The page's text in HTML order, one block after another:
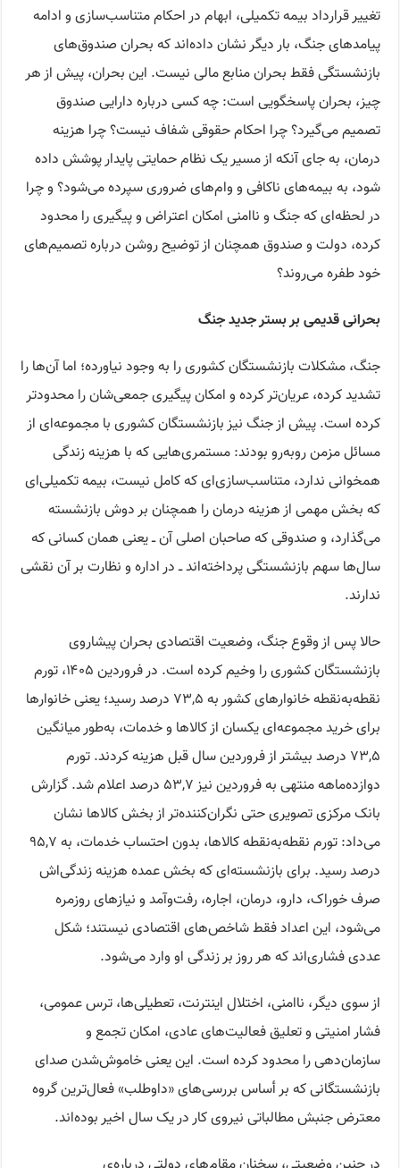
تغییر قرارداد بیمه تکمیلی، ابهام در احکام متناسب‌سازی و ادامه
پیامدهای جنگ، بار دیگر نشان داده‌اند که بحران صندوق‌های
بازنشستگی فقط بحران منابع مالی نیست. این بحران، پیش از هر
چیز، بحران پاسخگویی است: چه کسی درباره دارایی صندوق
تصمیم می‌گیرد؟ چرا احکام حقوقی شفاف نیست؟ چرا هزینه
درمان، به جای آنکه از مسیر یک نظام حمایتی پایدار پوشش داده
شود، به بیمه‌های ناکافی و وام‌های ضروری سپرده می‌شود؟ و چرا
در لحظه‌ای که جنگ و ناامنی امکان اعتراض و پیگیری را محدود
کرده، دولت و صندوق همچنان از توضیح روشن درباره تصمیم‌های
خود طفره می‌روند؟
بحرانی قدیمی بر بستر جدید جنگ
جنگ، مشکلات بازنشستگان کشوری را به وجود نیاورده؛ اما آن‌ها را
تشدید کرده، عریان‌تر کرده و امکان پیگیری جمعی‌شان را محدودتر
کرده است. پیش از جنگ نیز بازنشستگان کشوری با مجموعه‌ای از
مسائل مزمن روبه‌رو بودند: مستمری‌هایی که با هزینه زندگی
همخوانی ندارد، متناسب‌سازی‌ای که کامل نیست، بیمه تکمیلی‌ای
که بخش مهمی از هزینه درمان را همچنان بر دوش بازنشسته
می‌گذارد، و صندوقی که صاحبان اصلی آن ــ یعنی همان کسانی که
سال‌ها سهم بازنشستگی پرداخته‌اند ــ در اداره و نظارت بر آن نقشی
ندارند.
حالا پس از وقوع جنگ، وضعیت اقتصادی بحران پیشاروی
بازنشستگان کشوری را وخیم کرده است. در فروردین ۱۴۰۵، تورم
نقطه‌به‌نقطه خانوارهای کشور به ۷۳,۵ درصد رسید؛ یعنی خانوارها
برای خرید مجموعه‌ای یکسان از کالاها و خدمات، به‌طور میانگین
۷۳,۵ درصد بیشتر از فروردین سال قبل هزینه کردند. تورم
دوازده‌ماهه منتهی به فروردین نیز ۵۳,۷ درصد اعلام شد. گزارش
بانک مرکزی تصویری حتی نگران‌کننده‌تر از بخش کالاها نشان
می‌داد: تورم نقطه‌به‌نقطه کالاها، بدون احتساب خدمات، به ۹۵,۷
درصد رسید. برای بازنشسته‌ای که بخش عمده هزینه زندگی‌اش
صرف خوراک، دارو، درمان، اجاره، رفت‌وآمد و نیازهای روزمره
می‌شود، این اعداد فقط شاخص‌های اقتصادی نیستند؛ شکل
عددی فشاری‌اند که هر روز بر زندگی او وارد می‌شود.
از سوی دیگر، ناامنی، اختلال اینترنت، تعطیلی‌ها، ترس عمومی،
فشار امنیتی و تعلیق فعالیت‌های عادی، امکان تجمع و
سازمان‌دهی را محدود کرده است. این یعنی خاموش‌شدن صدای
بازنشستگانی که بر أساس بررسی‌های «داوطلب» فعال‌ترین گروه‌
معترض جنبش مطالباتی نیروی کار در یک سال اخیر بوده‌اند.